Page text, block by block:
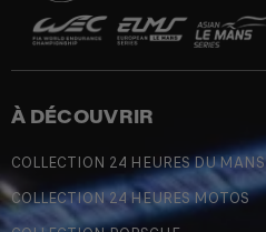
À DÉCOUVRIR
COLLECTION 24 HEURES DU MANS
COLLECTION 24 HEURES MOTOS